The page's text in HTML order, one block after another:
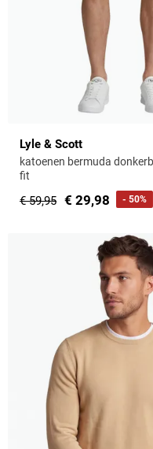
Lyle & Scott
katoenen bermuda
fit
€ 59,95 € 29,98 - 50%